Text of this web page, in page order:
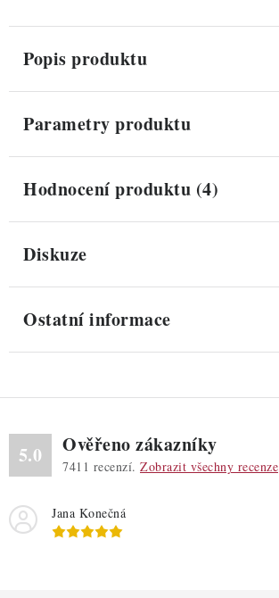
Popis produktu
Parametry produktu
Hodnocení produktu (4)
Diskuze
Ostatní informace
5.0 Ověřeno zákazníky
7411 recenzí. Zobrazit všechny recenze
Jana Konečná